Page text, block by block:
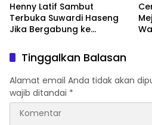
Henny Latif Sambut
Terbuka Suwardi Haseng
Jika Bergabung ke
Tinggalkan Balasan
Alamat email Anda tidak akan
wajib ditandai *